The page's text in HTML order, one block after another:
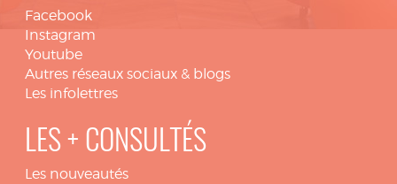
Facebook
Instagram
Youtube
Autres réseaux sociaux & blogs
Les infolettres
LES + CONSULTÉS
Les nouveautés